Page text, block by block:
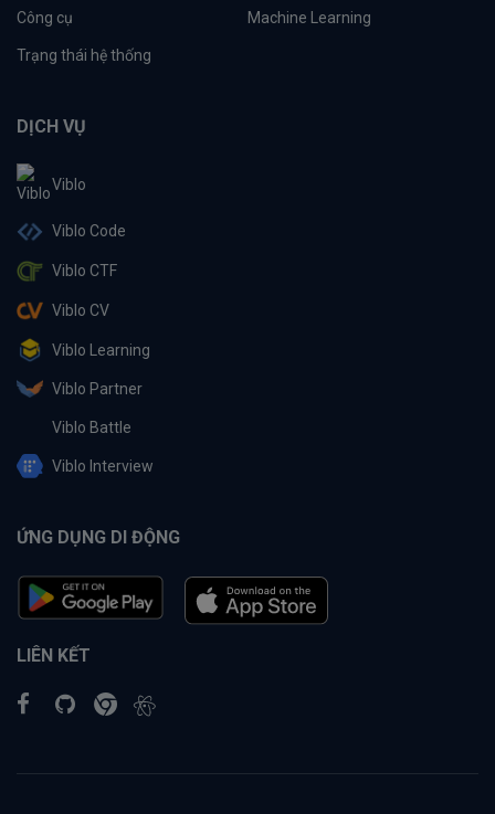
Công cụ Machine Learning
Trạng thái hệ thống
DỊCH VỤ
Viblo
Viblo Code
Viblo CTF
Viblo CV
Viblo Learning
Viblo Partner
Viblo Battle
Viblo Interview
ỨNG DỤNG DI ĐỘNG
LIÊN KẾT